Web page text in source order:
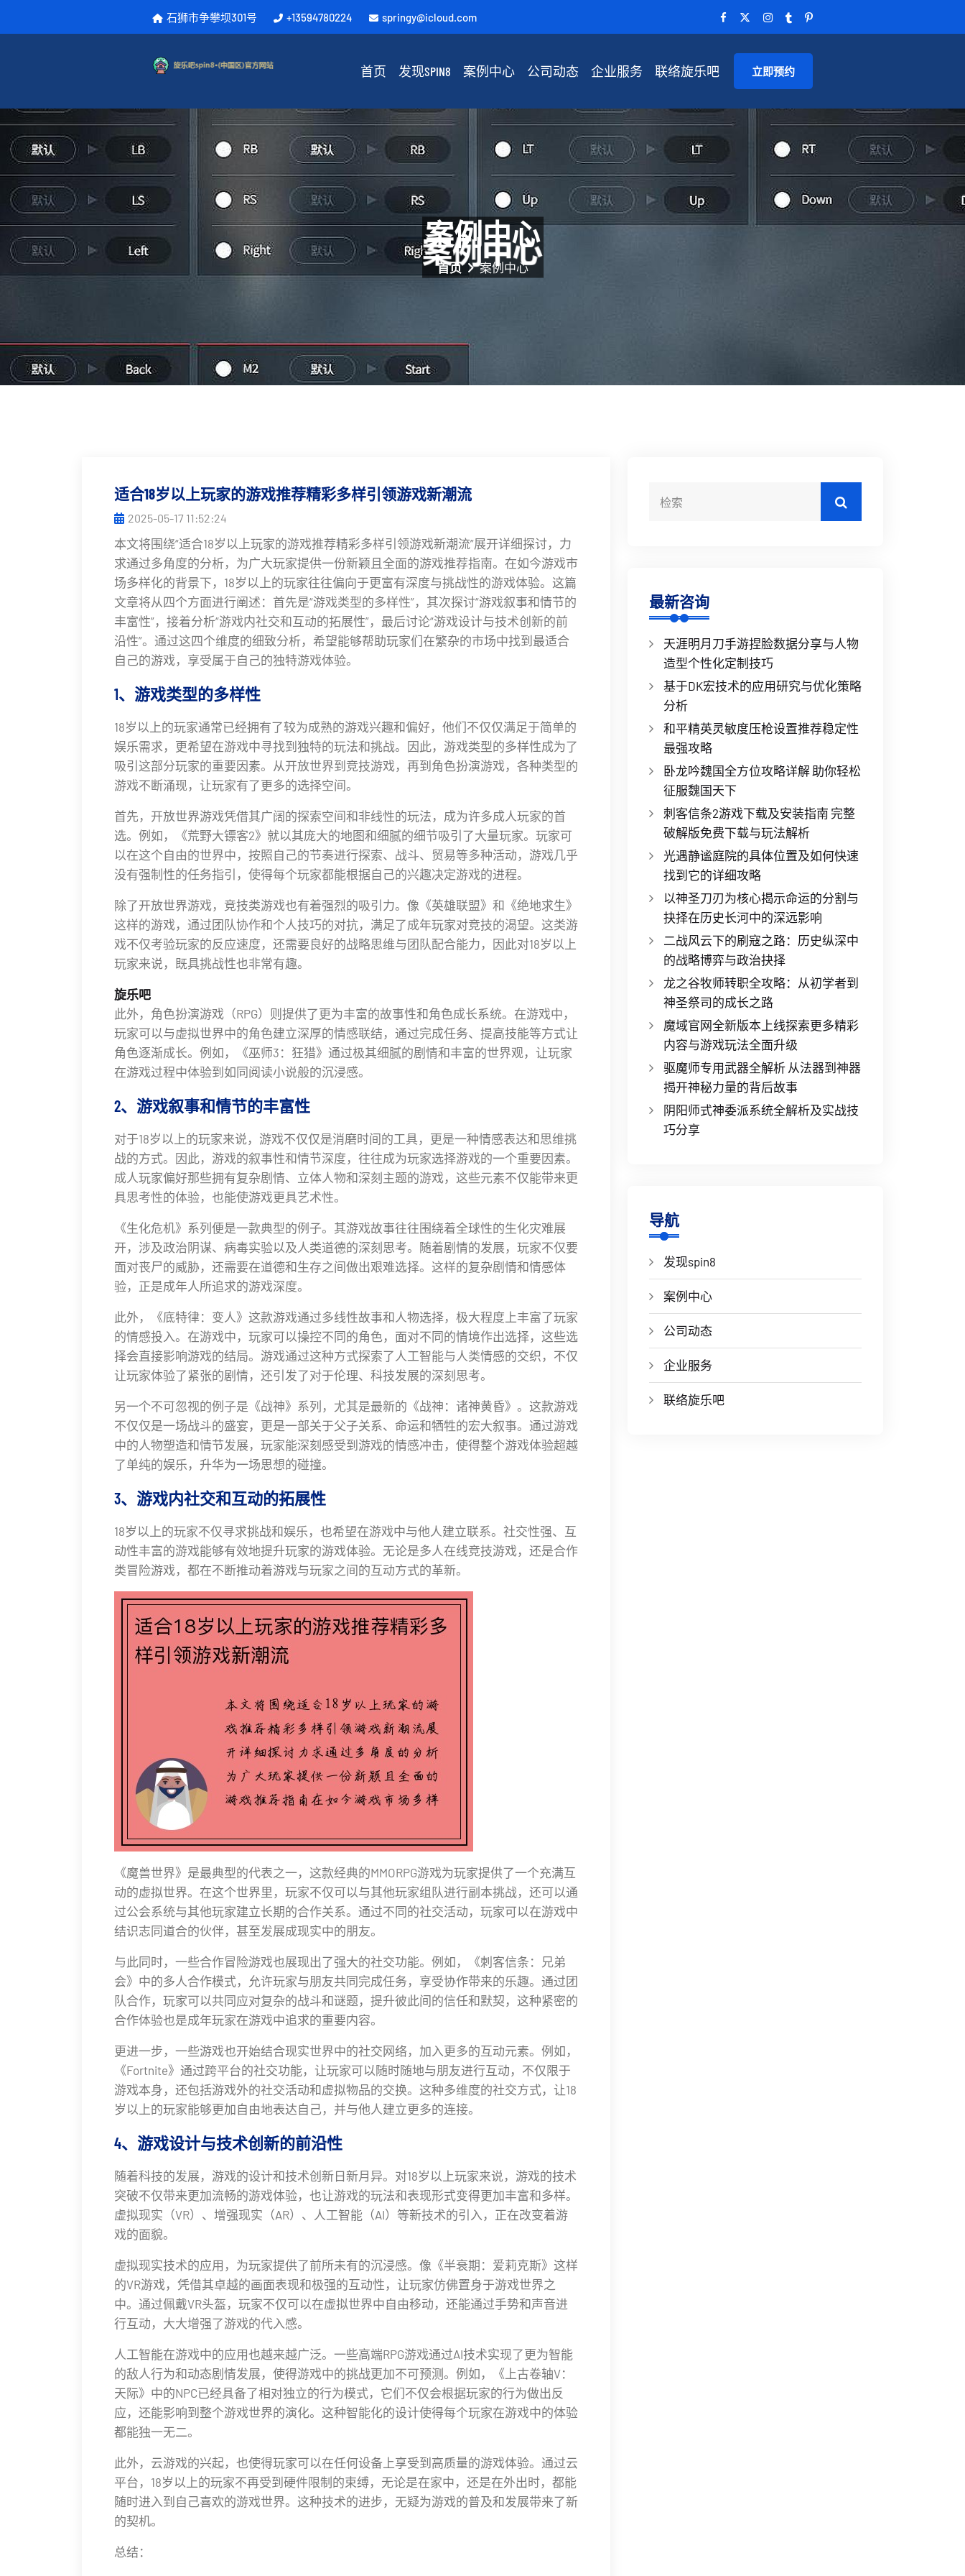
石狮市争攀坝301号 +13594780224 springy@icloud.com
首页 发现SPIN8 案例中心 公司动态 企业服务 联络旋乐吧 立即预约
案例中心
首页 案例中心
适合18岁以上玩家的游戏推荐精彩多样引领游戏新潮流
2025-05-17 11:52:24
本文将围绕“适合18岁以上玩家的游戏推荐精彩多样引领游戏新潮流”展开详细探讨，力
求通过多角度的分析，为广大玩家提供一份新颖且全面的游戏推荐指南。在如今游戏市
场多样化的背景下，18岁以上的玩家往往偏向于更富有深度与挑战性的游戏体验。这篇
文章将从四个方面进行阐述：首先是“游戏类型的多样性”，其次探讨“游戏叙事和情节的
丰富性”，接着分析“游戏内社交和互动的拓展性”，最后讨论“游戏设计与技术创新的前
沿性”。通过这四个维度的细致分析，希望能够帮助玩家们在繁杂的市场中找到最适合
自己的游戏，享受属于自己的独特游戏体验。
1、游戏类型的多样性
18岁以上的玩家通常已经拥有了较为成熟的游戏兴趣和偏好，他们不仅仅满足于简单的
娱乐需求，更希望在游戏中寻找到独特的玩法和挑战。因此，游戏类型的多样性成为了
吸引这部分玩家的重要因素。从开放世界到竞技游戏，再到角色扮演游戏，各种类型的
游戏不断涌现，让玩家有了更多的选择空间。
首先，开放世界游戏凭借其广阔的探索空间和非线性的玩法，成为许多成人玩家的首
选。例如，《荒野大镖客2》就以其庞大的地图和细腻的细节吸引了大量玩家。玩家可
以在这个自由的世界中，按照自己的节奏进行探索、战斗、贸易等多种活动，游戏几乎
没有强制性的任务指引，使得每个玩家都能根据自己的兴趣决定游戏的进程。
除了开放世界游戏，竞技类游戏也有着强烈的吸引力。像《英雄联盟》和《绝地求生》
这样的游戏，通过团队协作和个人技巧的对抗，满足了成年玩家对竞技的渴望。这类游
戏不仅考验玩家的反应速度，还需要良好的战略思维与团队配合能力，因此对18岁以上
玩家来说，既具挑战性也非常有趣。
旋乐吧
此外，角色扮演游戏（RPG）则提供了更为丰富的故事性和角色成长系统。在游戏中，
玩家可以与虚拟世界中的角色建立深厚的情感联结，通过完成任务、提高技能等方式让
角色逐渐成长。例如，《巫师3：狂猎》通过极其细腻的剧情和丰富的世界观，让玩家
在游戏过程中体验到如同阅读小说般的沉浸感。
2、游戏叙事和情节的丰富性
对于18岁以上的玩家来说，游戏不仅仅是消磨时间的工具，更是一种情感表达和思维挑
战的方式。因此，游戏的叙事性和情节深度，往往成为玩家选择游戏的一个重要因素。
成人玩家偏好那些拥有复杂剧情、立体人物和深刻主题的游戏，这些元素不仅能带来更
具思考性的体验，也能使游戏更具艺术性。
《生化危机》系列便是一款典型的例子。其游戏故事往往围绕着全球性的生化灾难展
开，涉及政治阴谋、病毒实验以及人类道德的深刻思考。随着剧情的发展，玩家不仅要
面对丧尸的威胁，还需要在道德和生存之间做出艰难选择。这样的复杂剧情和情感体
验，正是成年人所追求的游戏深度。
此外，《底特律：变人》这款游戏通过多线性故事和人物选择，极大程度上丰富了玩家
的情感投入。在游戏中，玩家可以操控不同的角色，面对不同的情境作出选择，这些选
择会直接影响游戏的结局。游戏通过这种方式探索了人工智能与人类情感的交织，不仅
让玩家体验了紧张的剧情，还引发了对于伦理、科技发展的深刻思考。
另一个不可忽视的例子是《战神》系列，尤其是最新的《战神：诸神黄昏》。这款游戏
不仅仅是一场战斗的盛宴，更是一部关于父子关系、命运和牺牲的宏大叙事。通过游戏
中的人物塑造和情节发展，玩家能深刻感受到游戏的情感冲击，使得整个游戏体验超越
了单纯的娱乐，升华为一场思想的碰撞。
3、游戏内社交和互动的拓展性
18岁以上的玩家不仅寻求挑战和娱乐，也希望在游戏中与他人建立联系。社交性强、互
动性丰富的游戏能够有效地提升玩家的游戏体验。无论是多人在线竞技游戏，还是合作
类冒险游戏，都在不断推动着游戏与玩家之间的互动方式的革新。
《魔兽世界》是最典型的代表之一，这款经典的MMORPG游戏为玩家提供了一个充满互
动的虚拟世界。在这个世界里，玩家不仅可以与其他玩家组队进行副本挑战，还可以通
过公会系统与其他玩家建立长期的合作关系。通过不同的社交活动，玩家可以在游戏中
结识志同道合的伙伴，甚至发展成现实中的朋友。
与此同时，一些合作冒险游戏也展现出了强大的社交功能。例如，《刺客信条：兄弟
会》中的多人合作模式，允许玩家与朋友共同完成任务，享受协作带来的乐趣。通过团
队合作，玩家可以共同应对复杂的战斗和谜题，提升彼此间的信任和默契，这种紧密的
合作体验也是成年玩家在游戏中追求的重要内容。
更进一步，一些游戏也开始结合现实世界中的社交网络，加入更多的互动元素。例如，
《Fortnite》通过跨平台的社交功能，让玩家可以随时随地与朋友进行互动，不仅限于
游戏本身，还包括游戏外的社交活动和虚拟物品的交换。这种多维度的社交方式，让18
岁以上的玩家能够更加自由地表达自己，并与他人建立更多的连接。
4、游戏设计与技术创新的前沿性
随着科技的发展，游戏的设计和技术创新日新月异。对18岁以上玩家来说，游戏的技术
突破不仅带来更加流畅的游戏体验，也让游戏的玩法和表现形式变得更加丰富和多样。
虚拟现实（VR）、增强现实（AR）、人工智能（AI）等新技术的引入，正在改变着游
戏的面貌。
虚拟现实技术的应用，为玩家提供了前所未有的沉浸感。像《半衰期：爱莉克斯》这样
的VR游戏，凭借其卓越的画面表现和极强的互动性，让玩家仿佛置身于游戏世界之
中。通过佩戴VR头盔，玩家不仅可以在虚拟世界中自由移动，还能通过手势和声音进
行互动，大大增强了游戏的代入感。
人工智能在游戏中的应用也越来越广泛。一些高端RPG游戏通过AI技术实现了更为智能
的敌人行为和动态剧情发展，使得游戏中的挑战更加不可预测。例如，《上古卷轴V：
天际》中的NPC已经具备了相对独立的行为模式，它们不仅会根据玩家的行为做出反
应，还能影响到整个游戏世界的演化。这种智能化的设计使得每个玩家在游戏中的体验
都能独一无二。
此外，云游戏的兴起，也使得玩家可以在任何设备上享受到高质量的游戏体验。通过云
平台，18岁以上的玩家不再受到硬件限制的束缚，无论是在家中，还是在外出时，都能
随时进入到自己喜欢的游戏世界。这种技术的进步，无疑为游戏的普及和发展带来了新
的契机。
总结：
最新咨询
天涯明月刀手游捏脸数据分享与人物
造型个性化定制技巧
基于DK宏技术的应用研究与优化策略
分析
和平精英灵敏度压枪设置推荐稳定性
最强攻略
卧龙吟魏国全方位攻略详解 助你轻松
征服魏国天下
刺客信条2游戏下载及安装指南 完整
破解版免费下载与玩法解析
光遇静谧庭院的具体位置及如何快速
找到它的详细攻略
以神圣刀刃为核心揭示命运的分割与
抉择在历史长河中的深远影响
二战风云下的刷寇之路：历史纵深中
的战略博弈与政治抉择
龙之谷牧师转职全攻略：从初学者到
神圣祭司的成长之路
魔域官网全新版本上线探索更多精彩
内容与游戏玩法全面升级
驱魔师专用武器全解析 从法器到神器
揭开神秘力量的背后故事
阴阳师式神委派系统全解析及实战技
巧分享
导航
发现spin8
案例中心
公司动态
企业服务
联络旋乐吧